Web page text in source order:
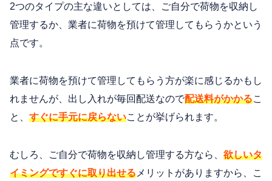
2つのタイプの主な違いとしては、ご自分で荷物を収納し
管理するか、業者に荷物を預けて管理してもらうかという
点です。
業者に荷物を預けて管理してもらう方が楽に感じるかもし
れませんが、出し入れが毎回配送なので配送料がかかるこ
と、 すぐに手元に戻らないことが挙げられます。
むしろ、ご自分で荷物を収納し管理する方なら、 欲しいタ
イミングですぐに取り出せる メリットがありますから、こ